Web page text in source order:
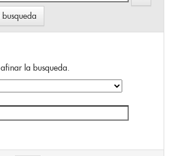
la busqueda.